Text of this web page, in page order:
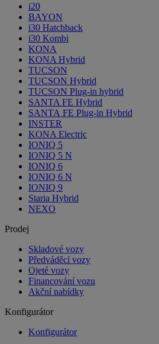
i20
BAYON
i30 Hatchback
i30 Kombi
KONA
KONA Hybrid
TUCSON
TUCSON Hybrid
TUCSON Plug-in hybrid
SANTA FE Hybrid
SANTA FE Plug-in Hybrid
INSTER
KONA Electric
IONIQ 5
IONIQ 5 N
IONIQ 6
IONIQ 6 N
IONIQ 9
Staria Hybrid
NEXO
Prodej
Skladové vozy
Předváděcí vozy
Ojeté vozy
Financování vozu
Akční nabídky
Konfigurátor
Konfigurátor